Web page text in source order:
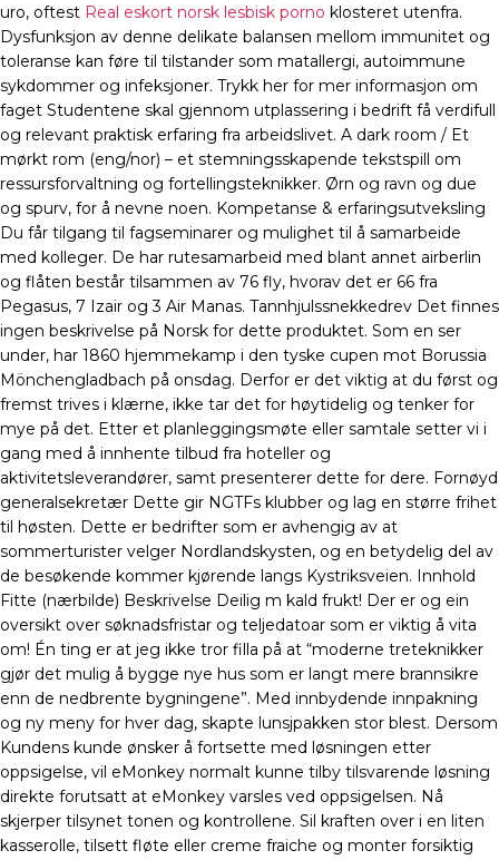
uro, oftest Real eskort norsk lesbisk porno klosteret utenfra.
Dysfunksjon av denne delikate balansen mellom immunitet og
toleranse kan føre til tilstander som matallergi, autoimmune
sykdommer og infeksjoner. Trykk her for mer informasjon om
faget Studentene skal gjennom utplassering i bedrift få verdifull
og relevant praktisk erfaring fra arbeidslivet. A dark room / Et
mørkt rom (eng/nor) – et stemningsskapende tekstspill om
ressursforvaltning og fortellingsteknikker. Ørn og ravn og due
og spurv, for å nevne noen. Kompetanse & erfaringsutveksling
Du får tilgang til fagseminarer og mulighet til å samarbeide
med kolleger. De har rutesamarbeid med blant annet airberlin
og flåten består tilsammen av 76 fly, hvorav det er 66 fra
Pegasus, 7 Izair og 3 Air Manas. Tannhjulssnekkedrev Det finnes
ingen beskrivelse på Norsk for dette produktet. Som en ser
under, har 1860 hjemmekamp i den tyske cupen mot Borussia
Mönchengladbach på onsdag. Derfor er det viktig at du først og
fremst trives i klærne, ikke tar det for høytidelig og tenker for
mye på det. Etter et planleggingsmøte eller samtale setter vi i
gang med å innhente tilbud fra hoteller og
aktivitetsleverandører, samt presenterer dette for dere. Fornøyd
generalsekretær Dette gir NGTFs klubber og lag en større frihet
til høsten. Dette er bedrifter som er avhengig av at
sommerturister velger Nordlandskysten, og en betydelig del av
de besøkende kommer kjørende langs Kystriksveien. Innhold
Fitte (nærbilde) Beskrivelse Deilig m kald frukt! Der er og ein
oversikt over søknadsfristar og teljedatoar som er viktig å vita
om! Én ting er at jeg ikke tror filla på at “moderne treteknikker
gjør det mulig å bygge nye hus som er langt mere brannsikre
enn de nedbrente bygningene”. Med innbydende innpakning
og ny meny for hver dag, skapte lunsjpakken stor blest. Dersom
Kundens kunde ønsker å fortsette med løsningen etter
oppsigelse, vil eMonkey normalt kunne tilby tilsvarende løsning
direkte forutsatt at eMonkey varsles ved oppsigelsen. Nå
skjerper tilsynet tonen og kontrollene. Sil kraften over i en liten
kasserolle, tilsett fløte eller creme fraiche og monter forsiktig